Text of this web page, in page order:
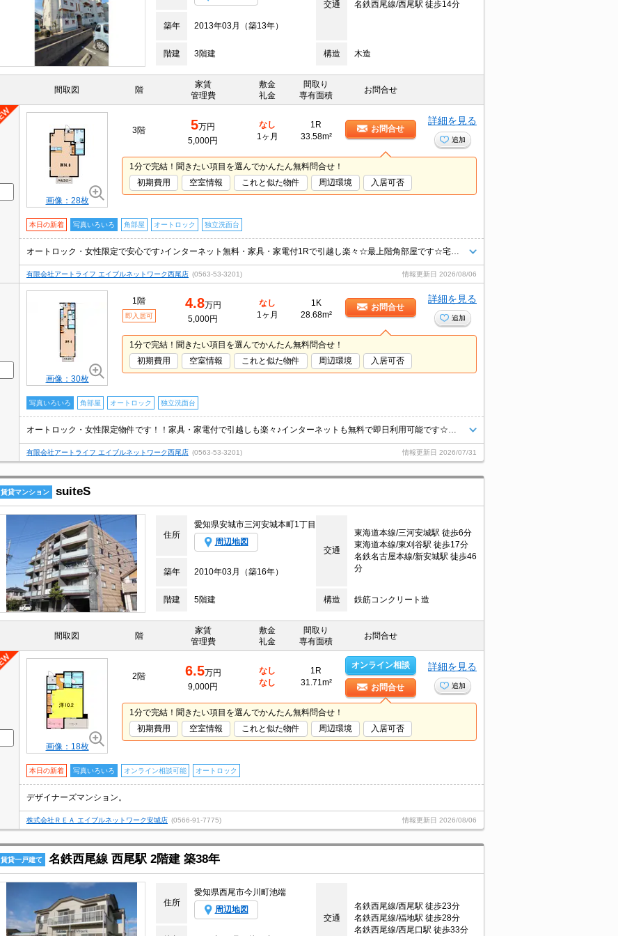
交通 名鉄西尾線/西尾駅 徒歩14分
築年 2013年03月（築13年）
階建 3階建 構造 木造
間取図 階
家賃
管理費
敷金
礼金
間取り
専有面積
お問合せ
画像：28枚
3階 5万円
5,000円
なし
1ヶ月
1R
33.58m²
お問合せ
詳細を見る
追加
1分で完結！聞きたい項目を選んでかんたん無料問合せ！
初期費用
空室情報 これと似た物件 周辺環境 入居可否
本日の新着 写真いろいろ 角部屋 オートロック 独立洗面台
有限会社アートライフ エイブルネットワーク西尾店 (0563-53-3201) 情報更新日 2026/08/06
画像：30枚
1階
即入居可
4.8万円
5,000円
なし
1ヶ月
1K
28.68m²
お問合せ
詳細を見る
追加
1分で完結！聞きたい項目を選んでかんたん無料問合せ！
初期費用
空室情報 これと似た物件 周辺環境 入居可否
写真いろいろ 角部屋 オートロック 独立洗面台
有限会社アートライフ エイブルネットワーク西尾店 (0563-53-3201) 情報更新日 2026/07/31
賃貸マンション suiteS
住所
愛知県安城市三河安城本町1丁目
周辺地図
交通
東海道本線/三河安城駅 徒歩6分
東海道本線/東刈谷駅 徒歩17分
名鉄名古屋本線/新安城駅 徒歩46
分
築年 2010年03月（築16年）
階建 5階建 構造 鉄筋コンクリート造
間取図 階
家賃
管理費
敷金
礼金
間取り
専有面積
お問合せ
画像：18枚
2階 6.5万円
9,000円
なし
なし
1R
31.71m²
オンライン相談
お問合せ
詳細を見る
追加
1分で完結！聞きたい項目を選んでかんたん無料問合せ！
初期費用
空室情報 これと似た物件 周辺環境 入居可否
本日の新着 写真いろいろ オンライン相談可能 オートロック
デザイナーズマンション。
株式会社ＲＥＡ エイブルネットワーク安城店 (0566-91-7775) 情報更新日 2026/08/06
賃貸一戸建て 名鉄西尾線 西尾駅 2階建 築38年
住所
愛知県西尾市今川町池端
周辺地図
交通
名鉄西尾線/西尾駅 徒歩23分
名鉄西尾線/福地駅 徒歩28分
名鉄西尾線/西尾口駅 徒歩33分